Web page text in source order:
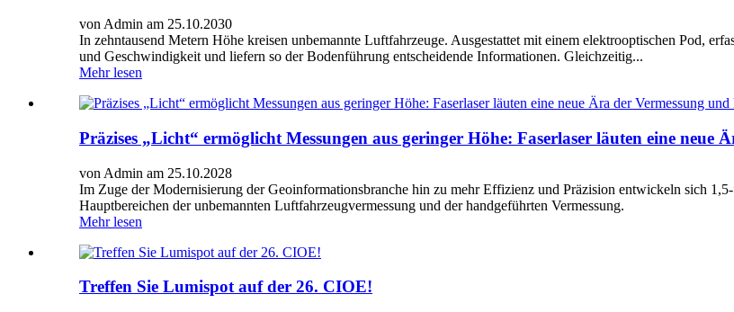
von Admin am 25.10.2030
In zehntausend Metern Höhe kreisen unbemannte Luftfahrzeuge. Ausgestattet mit einem elektrooptischen Pod,
und Geschwindigkeit und liefern so der Bodenführung entscheidende Informationen. Gleichzeitig...
Mehr lesen
Präzises „Licht“ ermöglicht Messungen aus geringer Höhe: Faserlaser läuten eine neue
von Admin am 25.10.2028
Im Zuge der Modernisierung der Geoinformationsbranche hin zu mehr Effizienz und Präzision entwickeln sich
Hauptbereichen der unbemannten Luftfahrzeugvermessung und der handgeführten Vermessung.
Mehr lesen
Treffen Sie Lumispot auf der 26. CIOE!